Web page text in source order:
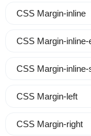
CSS Margin-inline
CSS Margin-inline-
CSS Margin-inline-
CSS Margin-left
CSS Margin-right